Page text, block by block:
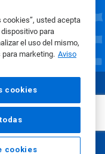
cookies”, usted acepta
para
el uso del mismo,
marketing. Aviso
cookies
cookies